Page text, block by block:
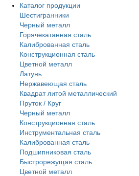
Каталог продукции
Шестигранники
Черный металл
Горячекатанная сталь
Калиброванная сталь
Конструкционная сталь
Цветной металл
Латунь
Нержавеющая сталь
Квадрат литой металлический
Пруток / Круг
Черный металл
Конструкционная сталь
Инструментальная сталь
Калиброванная сталь
Подшипниковая сталь
Быстрорежущая сталь
Цветной металл